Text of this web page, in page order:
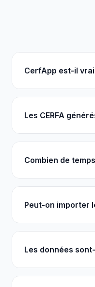
CerfApp est-il
Les CERFA
Combien de
Peut-on importer
Les données